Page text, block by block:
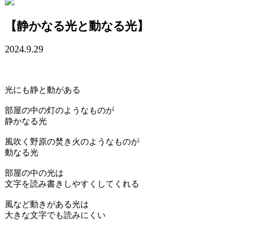
【静かなる光と動なる光】
2024.9.29
光にも静と動がある
部屋の中の灯のようなものが
静かなる光
風吹く野原の焚き火のようなものが
動なる光
部屋の中の光は
文字を読み書きしやすくしてくれる
風など動きがある光は
大きな文字でも読みにくい